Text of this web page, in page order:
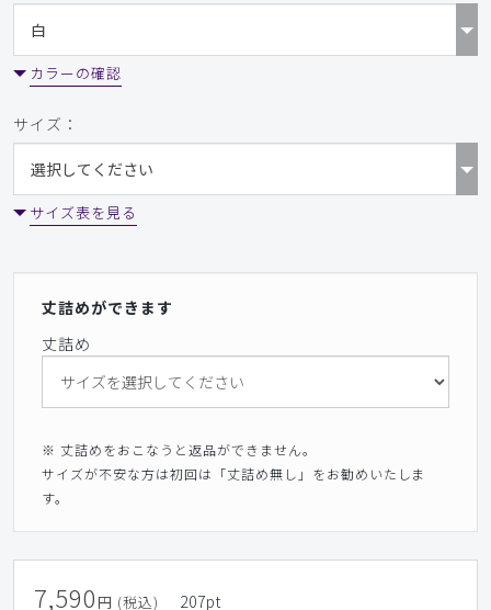
カラーの確認
サイズ：
サイズ表を見る
丈詰めができます
丈詰め
※ 丈詰めをおこなうと返品ができません。
サイズが不安な方は初回は「丈詰め無し」をお勧めいたしま
す。
7,590 円 (税込) 207pt